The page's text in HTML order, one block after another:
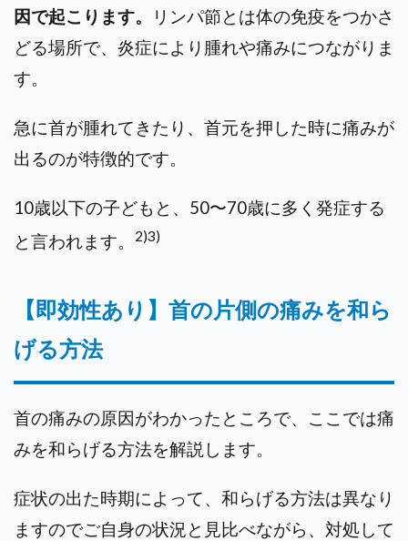
因で起こります。
リンパ節とは体の免疫をつかさ
どる場所で、炎症により腫れや痛みにつながりま
す。
急に首が腫れてきたり、首元を押した時に痛みが
出るのが特徴的です。
10歳以下の子どもと、50〜70歳に多く発症する
と言われます。
2)3)
【即効性あり】首の片側の痛みを和ら
げる方法
首の痛みの原因がわかったところで、ここでは痛
みを和らげる方法を解説します。
症状の出た時期によって、和らげる方法は異なり
ますのでご自身の状況と見比べながら、対処して